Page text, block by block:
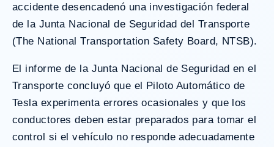
accidente desencadenó una investigación federal
de la Junta Nacional de Seguridad del Transporte
(The National Transportation Safety Board, NTSB).
El informe de la Junta Nacional de Seguridad en el
Transporte concluyó que el Piloto Automático de
Tesla experimenta errores ocasionales y que los
conductores deben estar preparados para tomar el
control si el vehículo no responde adecuadamente